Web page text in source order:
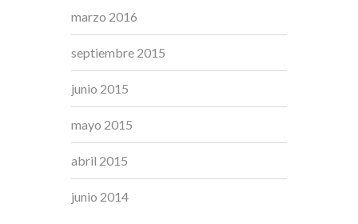
marzo 2016
septiembre 2015
junio 2015
mayo 2015
abril 2015
junio 2014